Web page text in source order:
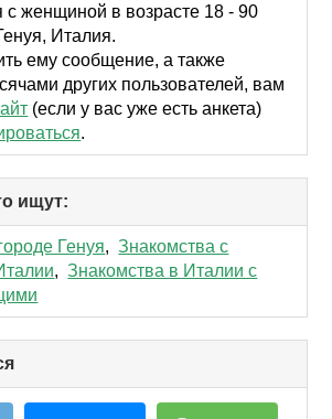
contents
с женщиной в возрасте 18 - 90
Италия.
ему сообщение, а также
других пользователей, вам
(если у вас уже есть анкета)
.
ищут:
to
collapse
contents
Генуя,Знакомства с
,Знакомства в Италии с
to
collapse